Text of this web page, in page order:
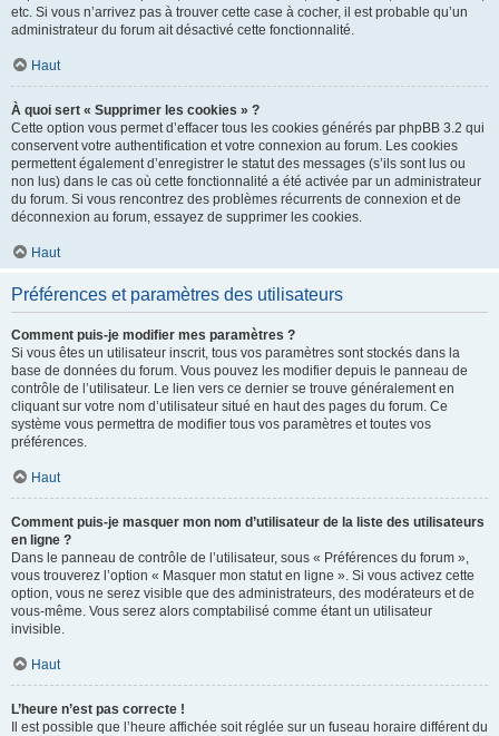
etc. Si vous n’arrivez pas à trouver cette case à cocher, il est probable qu’un
administrateur du forum ait désactivé cette fonctionnalité.
Haut
À quoi sert « Supprimer les cookies » ?
Cette option vous permet d’effacer tous les cookies générés par phpBB 3.2 qui
conservent votre authentification et votre connexion au forum. Les cookies
permettent également d’enregistrer le statut des messages (s’ils sont lus ou
non lus) dans le cas où cette fonctionnalité a été activée par un administrateur
du forum. Si vous rencontrez des problèmes récurrents de connexion et de
déconnexion au forum, essayez de supprimer les cookies.
Haut
Préférences et paramètres des utilisateurs
Comment puis-je modifier mes paramètres ?
Si vous êtes un utilisateur inscrit, tous vos paramètres sont stockés dans la
base de données du forum. Vous pouvez les modifier depuis le panneau de
contrôle de l’utilisateur. Le lien vers ce dernier se trouve généralement en
cliquant sur votre nom d’utilisateur situé en haut des pages du forum. Ce
système vous permettra de modifier tous vos paramètres et toutes vos
préférences.
Haut
Comment puis-je masquer mon nom d’utilisateur de la liste des utilisateurs
en ligne ?
Dans le panneau de contrôle de l’utilisateur, sous « Préférences du forum »,
vous trouverez l’option « Masquer mon statut en ligne ». Si vous activez cette
option, vous ne serez visible que des administrateurs, des modérateurs et de
vous-même. Vous serez alors comptabilisé comme étant un utilisateur
invisible.
Haut
L’heure n’est pas correcte !
Il est possible que l’heure affichée soit réglée sur un fuseau horaire différent du